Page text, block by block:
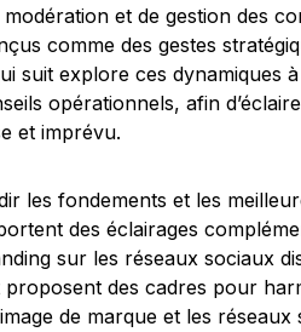
modération et de gestion des
comme des gestes
suit explore ces dynamiques
opérationnels, afin
et imprévu.
les fondements et les
des éclairages
sur les réseaux sociaux
proposent des cadres pour
de marque et les